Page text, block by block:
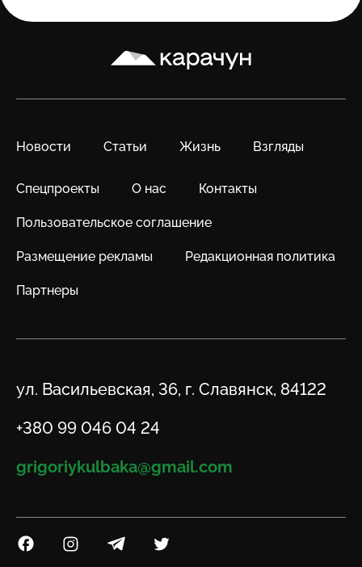
Карачун
Новости Статьи Жизнь Взгляды
Спецпроекты О нас Контакты
Пользовательское соглашение
Размещение рекламы Редакционная политика
Партнеры
Адрес
ул. Васильевская, 36, г. Славянск, 84122
Телефон
+380 99 046 04 24
Email
grigoriykulbaka@gmail.com
Посилання на Facebook
Посилання на Instagram
Посилання на Telegram
Посилання на Twitter